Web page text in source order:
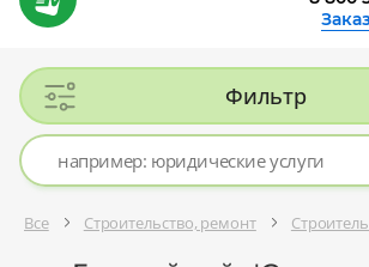
Фильтр
Все Строительство, ремонт